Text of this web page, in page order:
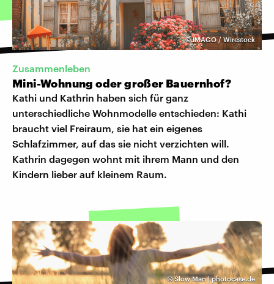
©IMAGO / Wirestock
Zusammenleben
Mini-Wohnung oder großer Bauernhof?
Kathi und Kathrin haben sich für ganz
unterschiedliche Wohnmodelle entschieden: Kathi
braucht viel Freiraum, sie hat ein eigenes
Schlafzimmer, auf das sie nicht verzichten will.
Kathrin dagegen wohnt mit ihrem Mann und den
Kindern lieber auf kleinem Raum.
©Slow Man | photocase.de